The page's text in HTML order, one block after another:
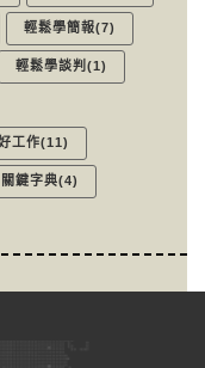
輕鬆學簡報(7)
輕鬆學談判(1)
工作(11)
關鍵字典(4)